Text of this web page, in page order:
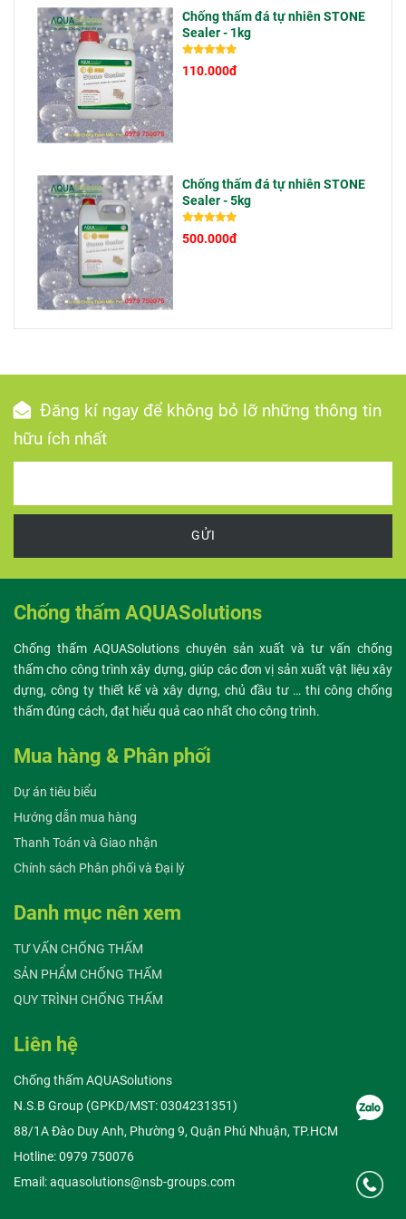
thi công sai kỹ
thuật hoặc bỏ
qua những
công đoạn
quan trọng.
vì thi công
Chống thấm đá tự nhiên STONE
Sealer - 1kg
110.000đ
Chống thấm đá tự nhiên STONE
Sealer - 5kg
500.000đ
Đăng kí ngay để không bỏ lỡ những thông tin
hữu ích nhất
GỬI
Chống thấm AQUASolutions
Chống thấm AQUASolutions chuyên sản xuất và tư vấn chống
thấm cho công trình xây dựng, giúp các đơn vị sản xuất vật liệu xây
dựng, công ty thiết kế và xây dựng, chủ đầu tư … thi công chống
thấm đúng cách, đạt hiểu quả cao nhất cho công trình.
Mua hàng & Phân phối
Dự án tiêu biểu
Hướng dẫn mua hàng
Thanh Toán và Giao nhận
Chính sách Phân phối và Đại lý
Danh mục nên xem
TƯ VẤN CHỐNG THẤM
SẢN PHẨM CHỐNG THẤM
QUY TRÌNH CHỐNG THẤM
Liên hệ
Chống thấm AQUASolutions
N.S.B Group (GPKD/MST: 0304231351)
88/1A Đào Duy Anh, Phường 9, Quận Phú Nhuận, TP.HCM
Hotline: 0979 750076
Email: aquasolutions@nsb-groups.com